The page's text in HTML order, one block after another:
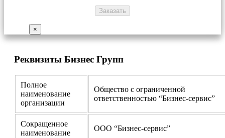
×
Реквизиты Бизнес Групп
Полное
наименование
организации
Общество с ограниченной
ответственностью “Бизнес-сервис”
Сокращенное
наименование
ООО “Бизнес-сервис”